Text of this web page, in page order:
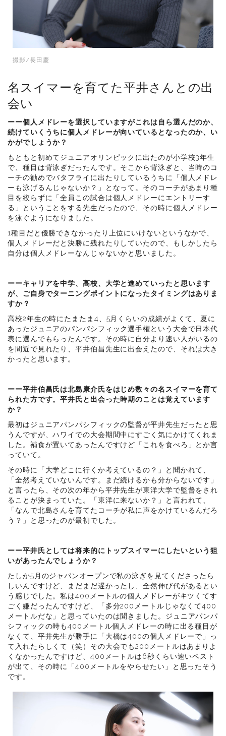
撮影/長田慶
名スイマーを育てた平井さんとの出
会い
ーー個人メドレーを選択していますがこれは自ら選んだのか、
続けていくうちに個人メドレーが向いているとなったのか、い
かがでしょうか？
もともと初めてジュニアオリンピックに出たのが小学校3年生
で、種目は背泳ぎだったんです。そこから背泳ぎと、当時のコ
ーチの勧めでバタフライに出たりしているうちに「個人メドレ
ーも泳げるんじゃないか？」となって。そのコーチがあまり種
目を絞らずに「全員この試合は個人メドレーにエントリーす
る」ということをする先生だったので、その時に個人メドレー
を泳ぐようになりました。
1種目だと優勝できなかったり上位にいけないというなかで、
個人メドレーだと決勝に残れたりしていたので、もしかしたら
自分は個人メドレーなんじゃないかと思いました。
ーーキャリアを中学、高校、大学と進めていったと思います
が、ご自身でターニングポイントになったタイミングはありま
すか？
高校2年生の時にたまたま4、5月くらいの成績がよくて、夏に
あったジュニアのパンパシフィック選手権という大会で日本代
表に選んでもらったんです。その時に自分より速い人がいるの
を間近で見れたり、平井伯昌先生に出会えたので、それは大き
かったと思います。
ーー平井伯昌氏は北島康介氏をはじめ数々の名スイマーを育て
られた方です。平井氏と出会った時期のことは覚えています
か？
最初はジュニアパンパシフィックの監督が平井先生だったと思
うんですが、ハワイでの大会期間中にすごく気にかけてくれま
した。補食が置いてあったんですけど「これを食べろ」とか言
っていて。
その時に「大学どこに行くか考えているの？」と聞かれて、
「全然考えていないんです。まだ続けるかも分からないです」
と言ったら、その次の年から平井先生が東洋大学で監督をされ
ることが決まっていた。「東洋に来ないか？」と言われて、
「なんで北島さんを育てたコーチが私に声をかけているんだろ
う？」と思ったのが最初でした。
ーー平井氏としては将来的にトップスイマーにしたいという狙
いがあったんでしょうか？
たしか5月のジャパンオープンで私の泳ぎを見てくださったら
しいんですけど、まだまだ遅かったし、全然伸び代があるとい
う感じでした。私は400メートルの個人メドレーがキツくてす
ごく嫌だったんですけど、「多分200メートルじゃなくて400
メートルだな」と思っていたのは聞きました。ジュニアパンパ
シフィックの時も400メートル個人メドレーの時に出る種目が
なくて、平井先生が勝手に「大橋は400の個人メドレーで」っ
て入れたらしくて（笑）その大会でも200メートルはあまりよ
くなかったんですけど、400メートルは6秒くらい速いベスト
が出て、その時に「400メートルをやらせたい」と思ったそう
です。